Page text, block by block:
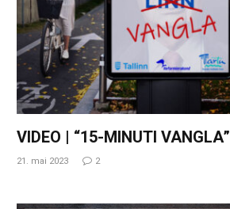
VIDEO | “15-MINUTI VANGLA”
21. mai 2023 2